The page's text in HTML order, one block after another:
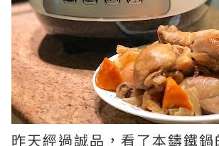
昨天經過誠品，看了本鑄鐵鍋